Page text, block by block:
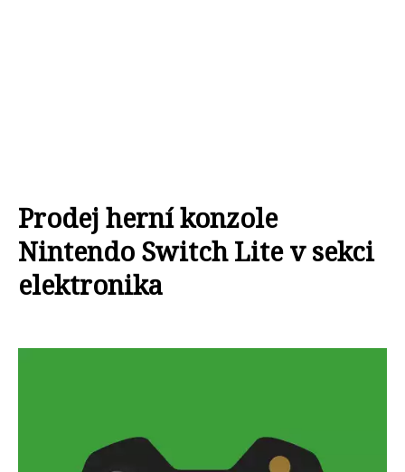
Prodej herní konzole
Nintendo Switch Lite v sekci
elektronika